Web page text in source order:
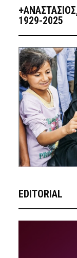
1929-2025
EDITORIAL